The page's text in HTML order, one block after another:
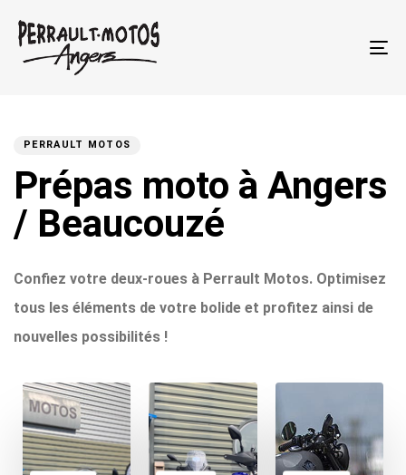
IN:
PERRAULT MOTOS
Prépas moto à Angers
/ Beaucouzé
Confiez votre deux-roues à Perrault Motos. Optimisez
tous les éléments de votre bolide et profitez ainsi de
nouvelles possibilités !